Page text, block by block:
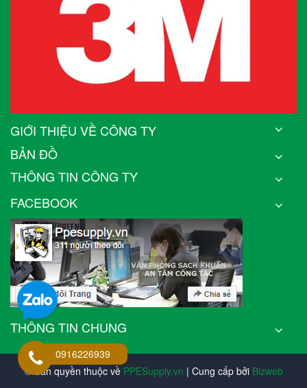
GIỚI THIỆU VỀ CÔNG TY
BẢN ĐỒ
THÔNG TIN CÔNG TY
FACEBOOK
THÔNG TIN CHUNG
© Bản quyền thuộc về PPESupply.vn | Cung cấp bởi Bizweb
0916226939